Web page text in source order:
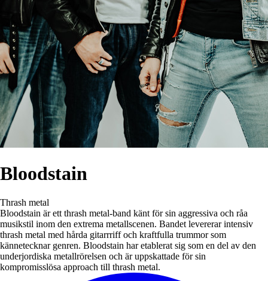
Bloodstain
Thrash metal
Bloodstain är ett thrash metal-band känt för sin aggressiva och råa
musikstil inom den extrema metallscenen. Bandet levererar intensiv
thrash metal med hårda gitarrriff och kraftfulla trummor som
kännetecknar genren. Bloodstain har etablerat sig som en del av den
underjordiska metallrörelsen och är uppskattade för sin
kompromisslösa approach till thrash metal.